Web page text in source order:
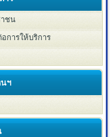
าชน
การให้บริการ
ฯ